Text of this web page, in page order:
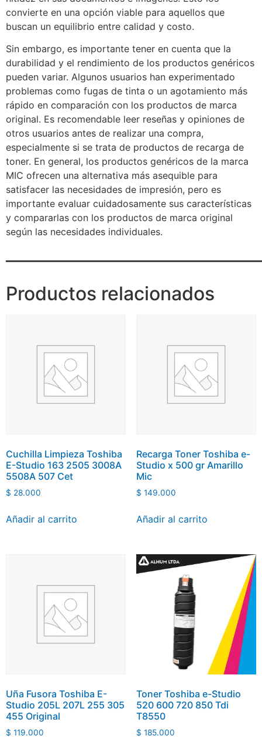
convierte en una opción viable para aquellos que
buscan un equilibrio entre calidad y costo.
Sin embargo, es importante tener en cuenta que la
durabilidad y el rendimiento de los productos genéricos
pueden variar. Algunos usuarios han experimentado
problemas como fugas de tinta o un agotamiento más
rápido en comparación con los productos de marca
original. Es recomendable leer reseñas y opiniones de
otros usuarios antes de realizar una compra,
especialmente si se trata de productos de recarga de
toner. En general, los productos genéricos de la marca
MIC ofrecen una alternativa más asequible para
satisfacer las necesidades de impresión, pero es
importante evaluar cuidadosamente sus características
y compararlas con los productos de marca original
según las necesidades individuales.
Productos relacionados
Cuchilla Limpieza Toshiba
E-Studio 163 2505 3008A
5508A 507 Cet
$ 28.000
Añadir al carrito
Recarga Toner Toshiba e-
Studio x 500 gr Amarillo
Mic
$ 149.000
Añadir al carrito
Uña Fusora Toshiba E-
Studio 205L 207L 255 305
455 Original
$ 119.000
Toner Toshiba e-Studio
520 600 720 850 Tdi
T8550
$ 185.000